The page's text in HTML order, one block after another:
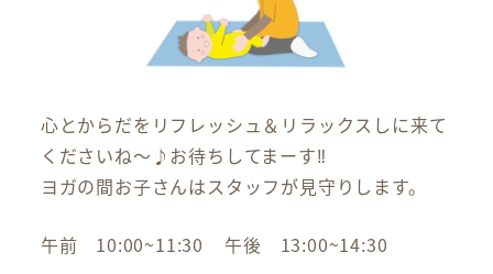
心とからだをリフレッシュ＆リラックスしに来て
くださいね～♪お待ちしてまーす‼
ヨガの間お子さんはスタッフが見守りします。
午前 10:00~11:30 午後 13:00~14:30